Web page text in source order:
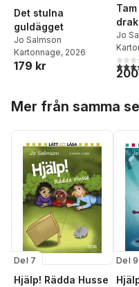
Det stulna
guldägget
Jo Salmson
Kartonnage, 2026
179 kr
4-6)
Jo
4,8
Mer från samma
Del 7
Hjälp! Rädda Husse
Del 9